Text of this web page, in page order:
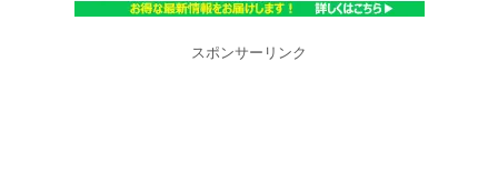
スポンサーリンク